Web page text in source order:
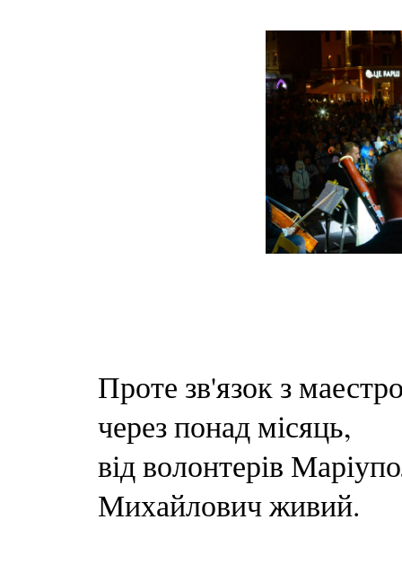
Проте зв'язок з
через понад місяць,
від волонтерів
Михайлович живий.